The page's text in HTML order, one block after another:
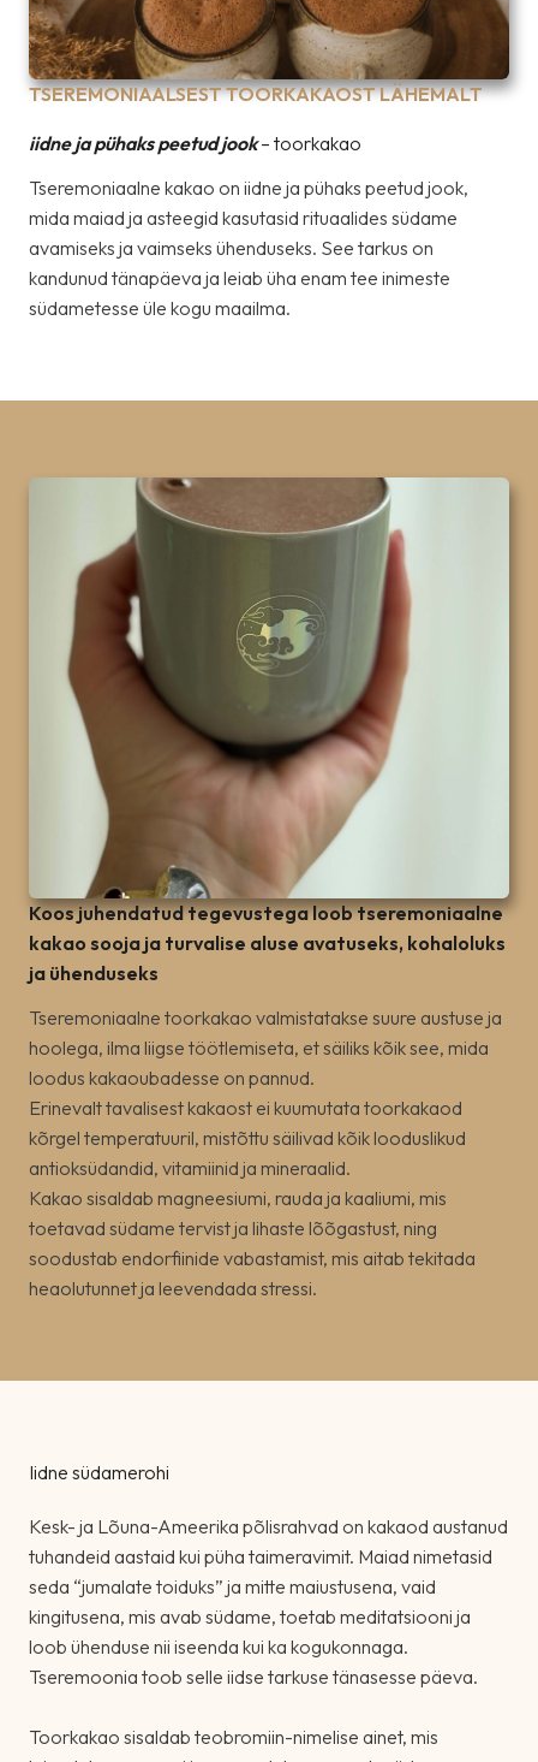
TSEREMONIAALSEST TOORKAKAOST LÄHEMALT
iidne ja pühaks peetud jook– toorkakao
Tseremoniaalne kakao on iidne ja pühaks peetud jook,
mida maiad ja asteegid kasutasid rituaalides südame
avamiseks ja vaimseks ühenduseks. See tarkus on
kandunud tänapäeva ja leiab üha enam tee inimeste
südametesse üle kogu maailma.
Koos juhendatud tegevustega loob tseremoniaalne
kakao sooja ja turvalise aluse avatuseks, kohaloluks
ja ühenduseks
Tseremoniaalne toorkakao valmistatakse suure austuse ja
hoolega, ilma liigse töötlemiseta, et säiliks kõik see, mida
loodus kakaoubadesse on pannud.
Erinevalt tavalisest kakaost ei kuumutata toorkakaod
kõrgel temperatuuril, mistõttu säilivad kõik looduslikud
antioksüdandid, vitamiinid ja mineraalid.
Kakao sisaldab magneesiumi, rauda ja kaaliumi, mis
toetavad südame tervist ja lihaste lõõgastust, ning
soodustab endorfiinide vabastamist, mis aitab tekitada
heaolutunnet ja leevendada stressi.
Iidne südamerohi
Kesk- ja Lõuna-Ameerika põlisrahvad on kakaod austanud
tuhandeid aastaid kui püha taimeravimit. Maiad nimetasid
seda “jumalate toiduks” ja mitte maiustusena, vaid
kingitusena, mis avab südame, toetab meditatsiooni ja
loob ühenduse nii iseenda kui ka kogukonnaga.
Tseremoonia toob selle iidse tarkuse tänasesse päeva.
Toorkakao sisaldab teobromiin-nimelise ainet, mis